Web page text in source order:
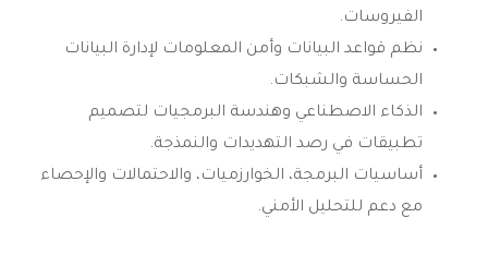
الفيروسات.
نظم قواعد البيانات وأمن المعلومات لإدارة البيانات
الحساسة والشبكات.
الذكاء الاصطناعي وهندسة البرمجيات لتصميم
تطبيقات في رصد التهديدات والنمذجة.
أساسيات البرمجة، الخوارزميات، والاحتمالات والإحصاء
مع دعم للتحليل الأمني.